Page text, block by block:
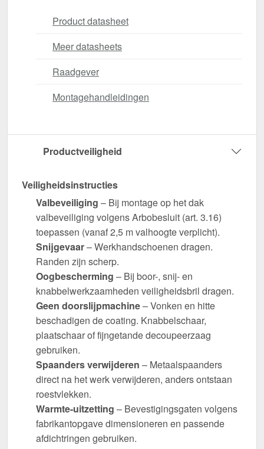
Product datasheet
Meer datasheets
Raadgever
Montagehandleidingen
Productveiligheid
Veiligheidsinstructies
Valbeveiliging – Bij montage op het dak
valbeveiliging volgens Arbobesluit (art. 3.16)
toepassen (vanaf 2,5 m valhoogte verplicht).
Snijgevaar– Werkhandschoenen dragen.
Randen zijn scherp.
Oogbescherming – Bij boor-, snij- en
knabbelwerkzaamheden veiligheidsbril dragen.
Geen doorslijpmachine– Vonken en hitte
beschadigen de coating. Knabbelschaar,
plaatschaar of fijngetande decoupeerzaag
gebruiken.
Spaanders verwijderen – Metaalspaanders
direct na het werk verwijderen, anders ontstaan
roestvlekken.
Warmte-uitzetting – Bevestigingsgaten volgens
fabrikantopgave dimensioneren en passende
afdichtringen gebruiken.